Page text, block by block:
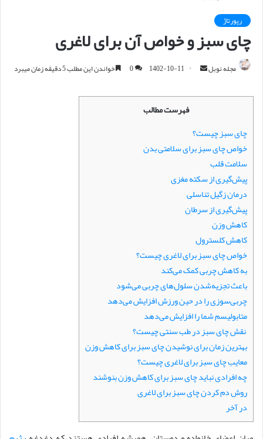
رپورتاژ
چای سبز و خواص آن برای لاغری
مجله نوبل
س
ا
ی
ی
ل
1402-10-11
0 خواندن این مطلب 5 دقیقه زمان میبرد
فهرست مطالب
چای سبز چیست؟
خواص چای سبز برای سلامتی بدن
سلامت قلب
پیش‌گیری از سکته مغزی
درمان زگیل تناسلی
پیش‌گیری از سرطان
کاهش وزن
کاهش کلسترول
خواص چای سبز برای لاغری چیست؟
به کاهش چربی کمک می‌کند
باعث تجزیه‌‌شدن سلول‌های چربی می‌شود
چربی‌سوزی را در حین ورزش افزایش می‌دهد
متابولیسم شما را افزایش می‌دهد
نقش چای سبز در طب سنتی چیست؟
بهترین زمان برای نوشیدن چای سبز برای کاهش وزن
معایب چای سبز برای لاغری چیست؟
چه افرادی نباید چای سبز برای کاهش وزن بنوشند
روش دم کردن چای سبز برای لاغری
در آخر